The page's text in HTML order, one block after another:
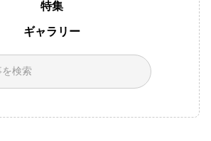
特集
ギャラリー